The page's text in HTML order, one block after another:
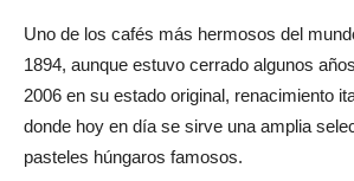
Uno de los cafés más hermosos del
1894, aunque estuvo cerrado algunos
2006 en su estado original, renacimiento
donde hoy en día se sirve una amplia
pasteles húngaros famosos.